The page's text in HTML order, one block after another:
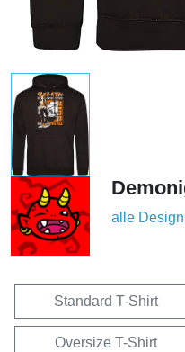
alle
Standard T-Shirt
Oversize T-Shirt